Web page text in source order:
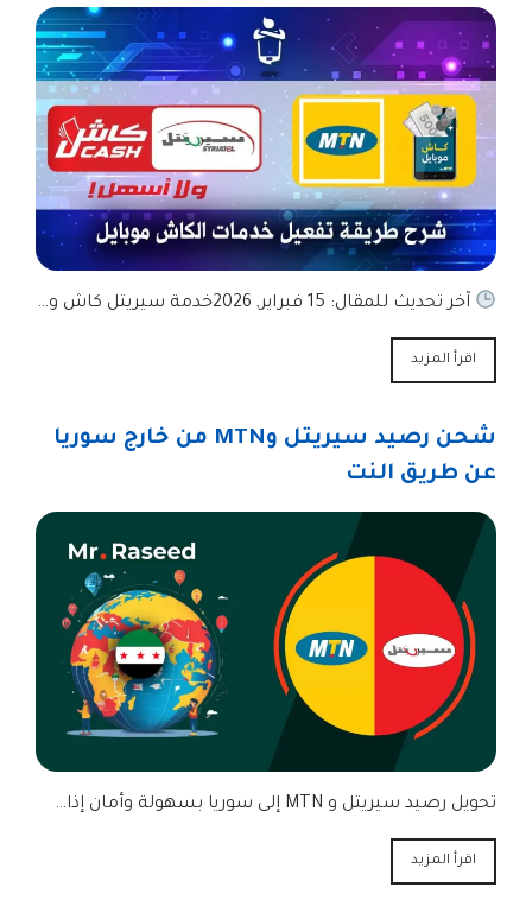
آخر تحديث للمقال: 15 فبراير, 2026خدمة سيريتل كاش و…
اقرأ المزيد
شحن رصيد سيريتل وMTN من خارج سوريا
عن طريق النت
تحويل رصيد سيريتل و MTN إلى سوريا بسهولة وأمان إذا…
اقرأ المزيد